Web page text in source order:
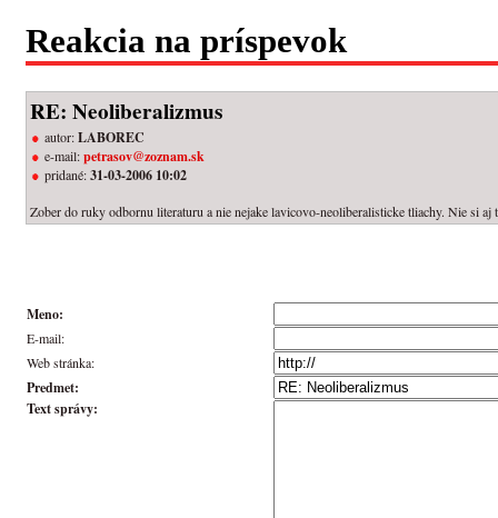
Reakcia na príspevok
RE: Neoliberalizmus
autor:LABOREC
e-mail:petrasov@zoznam.sk
pridané:31-03-2006 10:02
Zober do ruky odbornu literaturu a nie nejake lavicovo-neoliberalisticke tliachy. Nie si
Meno:
E-mail:
Web stránka:
Predmet:
Text správy: